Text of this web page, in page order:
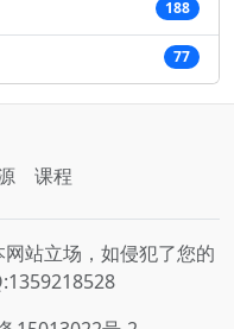
188
77
课程
站立场，如侵犯了您的